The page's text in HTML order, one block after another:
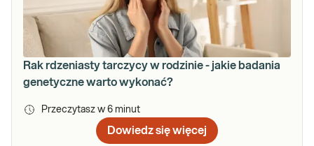
Rak rdzeniasty tarczycy w rodzinie - jakie badania
genetyczne warto wykonać?
Przeczytasz w 6 minut
Dowiedz się więcej